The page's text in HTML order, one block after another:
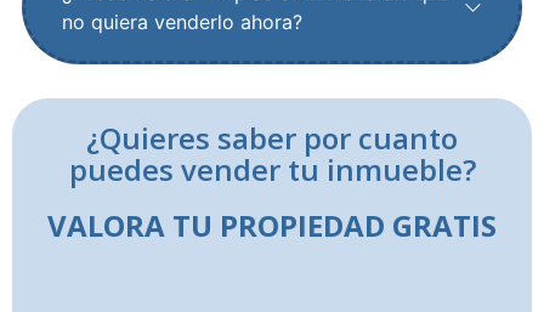
no quiera venderlo ahora?
¿Quieres saber por cuanto
puedes vender tu inmueble?
VALORA TU PROPIEDAD GRATIS